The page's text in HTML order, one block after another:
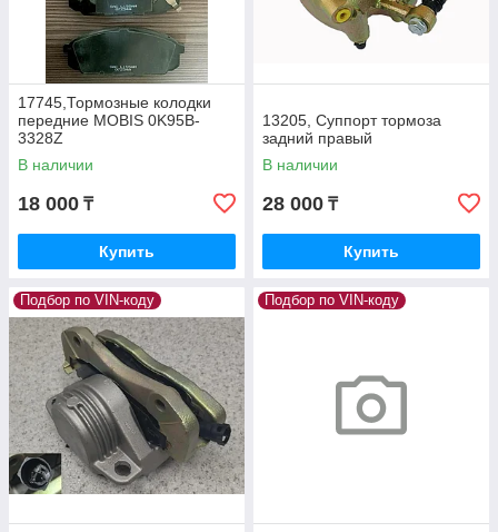
17745,Тормозные колодки
передние MOBIS 0K95B-
3328Z
В наличии
18 000 ₸
Купить
13205, Суппорт тормоза
задний правый
В наличии
28 000 ₸
Купить
Подбор по VIN-коду Подбор по VIN-коду